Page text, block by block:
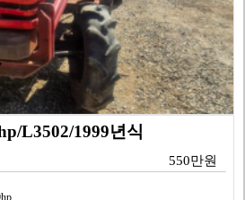
L3502/1999년식
550만원